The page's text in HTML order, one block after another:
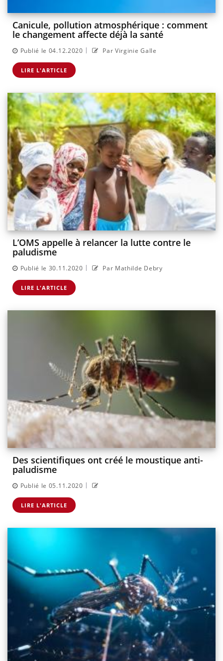
Canicule, pollution atmosphérique : comment
le changement affecte déjà la santé
Publié le 04.12.2020 | Par Virginie Galle
LIRE L'ARTICLE
L’OMS appelle à relancer la lutte contre le
paludisme
Publié le 30.11.2020 | Par Mathilde Debry
LIRE L'ARTICLE
Des scientifiques ont créé le moustique anti-
paludisme
Publié le 05.11.2020 |
LIRE L'ARTICLE